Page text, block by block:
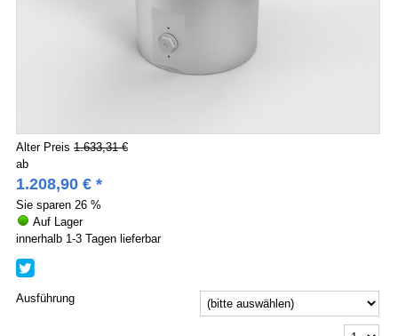
Alter Preis 1.633,31 €
ab
1.208,90 €*
Sie sparen 26 %
Auf Lager
innerhalb 1-3 Tagen lieferbar
Ausführung